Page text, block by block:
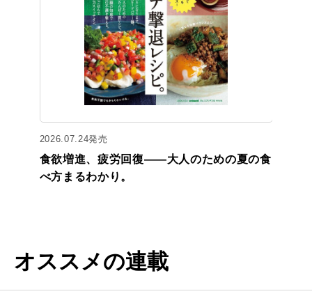
2026.07.24発売
食欲増進、疲労回復——大人のための夏の食
べ方まるわかり。
オススメの連載